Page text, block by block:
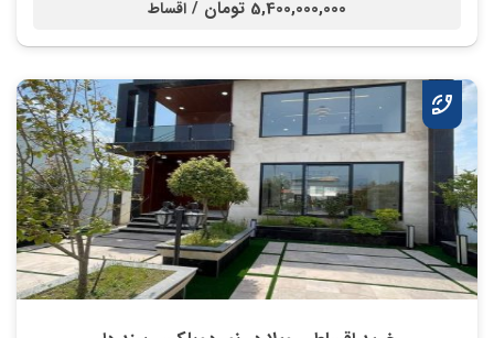
5,400,000,000 تومان / اقساط